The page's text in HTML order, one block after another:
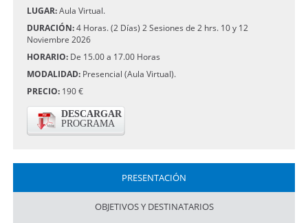
LUGAR: Aula Virtual.
DURACIÓN: 4 Horas. (2 Días) 2 Sesiones de 2 hrs. 10 y 12
Noviembre 2026
HORARIO: De 15.00 a 17.00 Horas
MODALIDAD: Presencial (Aula Virtual).
PRECIO: 190 €
DESCARGAR
PROGRAMA
PRESENTACIÓN
OBJETIVOS Y DESTINATARIOS